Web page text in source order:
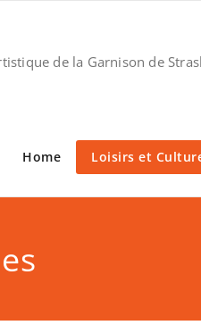
de la Garnison de
Home Loisirs et